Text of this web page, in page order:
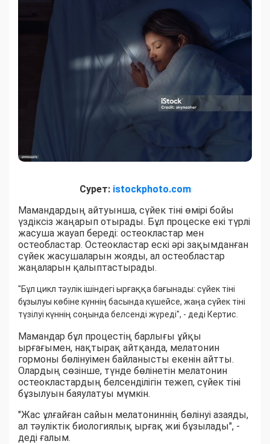
Сурет: istockphoto.com
Мамандардың айтуынша, сүйек тіні өмірі бойы
үздіксіз жаңарып отырады. Бұл процеске екі түрлі
жасуша жауап береді: остеокластар мен
остеобластар. Остеокластар ескі әрі зақымданған
сүйек жасушаларын жояды, ал остеобластар
жаңаларын қалыптастырады.
"Бұл цикл тәулік ішіндегі ырғаққа бағынады: сүйек тіні
бұзылуы көбіне күннің басында күшейсе, жаңа сүйек тіні
түзілуі күннің соңында белсенді жүреді", - деді Кертис.
Мамандар бұл процестің барлығы ұйқы
ырғағымен, нақтырақ айтқанда, мелатонин
гормоны бөлінуімен байланысты екенін айтты.
Олардың сөзінше, түнде бөлінетін мелатонин
остеокластардың белсенділігін тежеп, сүйек тіні
бұзылуын баяулатуы мүмкін.
"Жас ұлғайған сайын мелатониннің бөлінуі азаяды,
ал тәуліктік биологиялық ырғақ жиі бұзылады", -
деді ғалым.